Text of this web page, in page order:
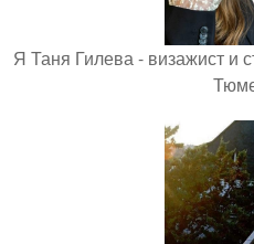
Я Таня Гилева - визажист и